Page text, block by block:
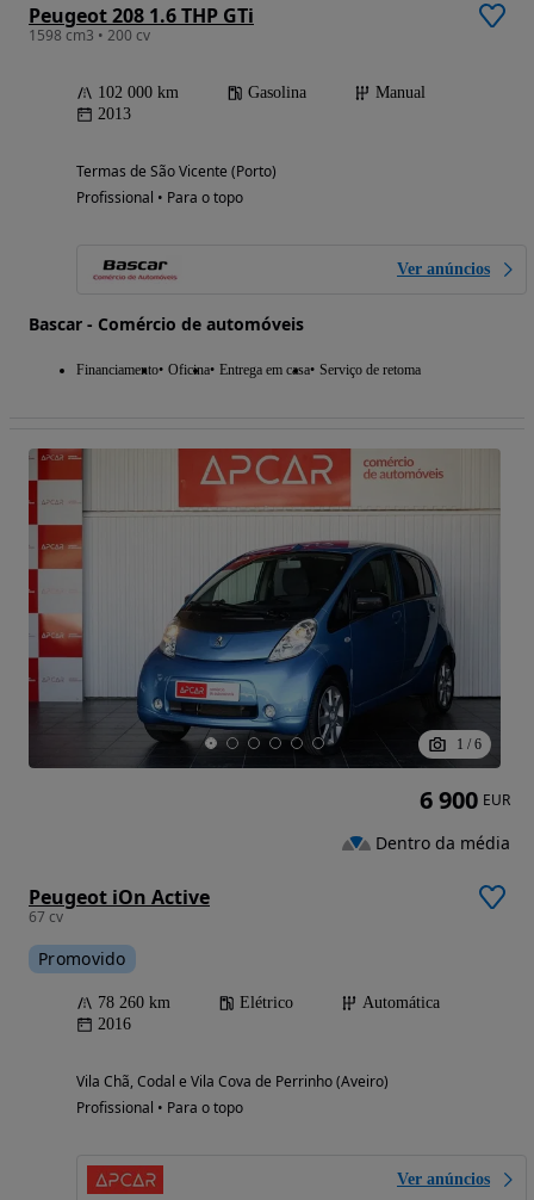
Peugeot 208 1.6 THP GTi
1598 cm3 • 200 cv
102 000 km Gasolina
Manual
2013
Termas de São Vicente (Porto)
Profissional • Para o topo
Ver anúncios
Bascar - Comércio de automóveis
Financiamento Oficina Entrega em casa Serviço de retoma
1 / 6
Peugeot iOn Active
67 cv
Promovido
78 260 km Elétrico
Automática
2016
Vila Chã, Codal e Vila Cova de Perrinho (Aveiro)
Profissional • Para o topo
Ver anúncios
6 900 EUR
Dentro da média